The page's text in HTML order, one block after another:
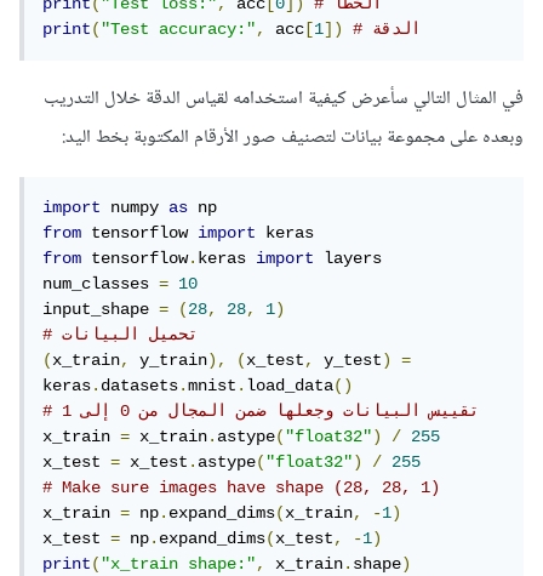
print("Test loss:", acc [0])
# الخطأ
print("Test accuracy:", acc [1]) # الدقة
في المثال التالي سأعرض كيفية استخدامه لقياس الدقة خلال التدريب
وبعده على مجموعة بيانات لتصنيف صور الأرقام المكتوبة بخط اليد:
import numpy as
from tensorflow import
from tensorflow.keras import
layers
num_classes =
10
input_shape = (28, 28, 1)
# تحميل البيانات
(x_train, y_train), (x_test, y_test)
=
keras.datasets.mnist.load_data()
# تقييس البيانات وجعلها ضمن المجال من 0 إلى 1
x_train = x_train.astype("float32") /
255
x_test = x_test.astype("float32") /
255
# Make sure images have shape (28, 28, 1)
x_train = np.expand_dims(x_train, -1)
x_test = np.expand_dims(x_test, -1)
print("x_train shape:", x_train.shape)